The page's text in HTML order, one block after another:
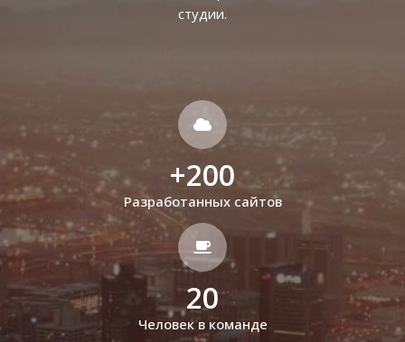
студии.
+200
Разработанных сайтов
20
Человек в команде